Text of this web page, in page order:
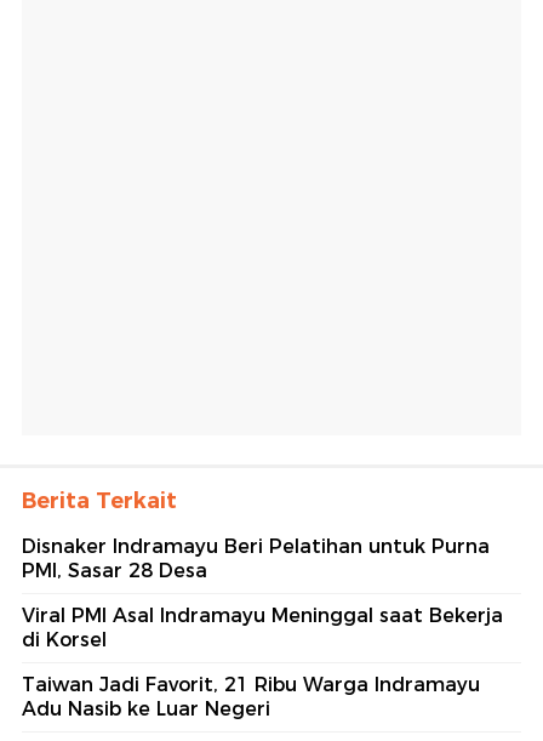
Berita Terkait
Disnaker Indramayu Beri Pelatihan untuk Purna
PMI, Sasar 28 Desa
Viral PMI Asal Indramayu Meninggal saat Bekerja
di Korsel
Taiwan Jadi Favorit, 21 Ribu Warga Indramayu
Adu Nasib ke Luar Negeri